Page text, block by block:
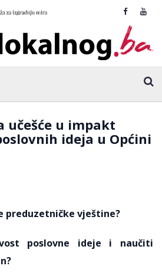
učešće u impakt
ideja u Općini
preduzetničke vještine?
poslovne ideje i naučiti